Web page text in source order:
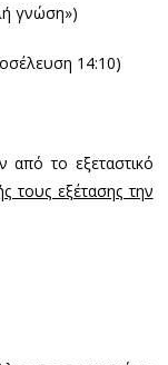
γνώση»)
14:10)
το εξεταστικό
τους εξέτασης την